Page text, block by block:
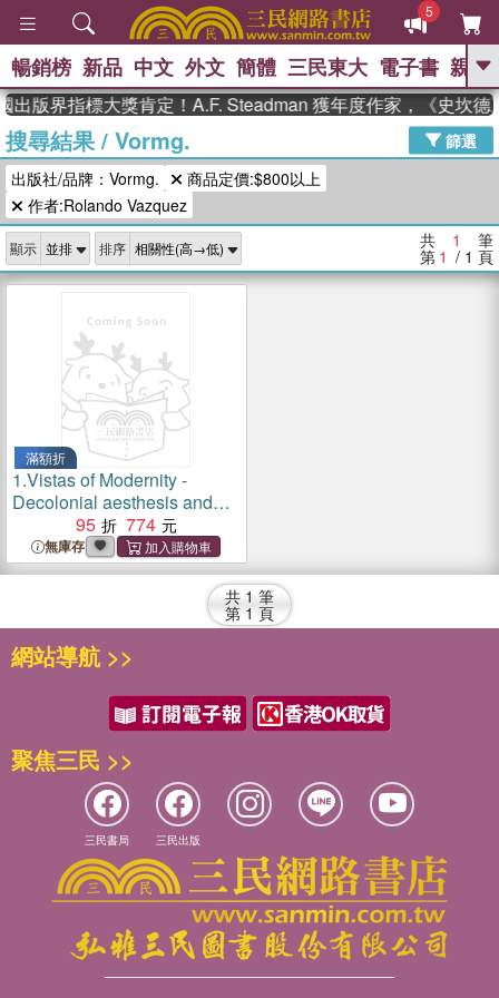
5
GO
The Odyssey 、
父親節 、 如果歷史是一群喵 、 暑期
推薦 、 國際布克獎 臺灣漫遊錄
孩：黎曼猜想 、 偉大的迷走神經
暢銷榜 新品 中文 外文 簡體 三民東大 電子書 親子
出版界指標大獎肯定！A.F. Steadman 獲年度作家，《史坎德
搜尋結果/ Vormg.
篩選
出版社/品牌：Vormg.
商品定價:$800以上
作者:Rolando Vazquez
顯示 排序 共 1 筆
第 1 / 1 頁
滿額折
1.Vistas of Modernity -
Decolonial aesthesis and
the end of the contemporary
95 774
無庫存
共 1 筆
第 1 頁
網站導航 >>
聚焦三民 >>
三民書局 三民出版